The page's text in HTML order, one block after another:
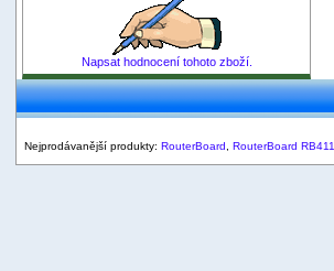
Napsat hodnocení tohoto zboží.
Nejprodávanější produkty: RouterBoard RouterBoard RB411